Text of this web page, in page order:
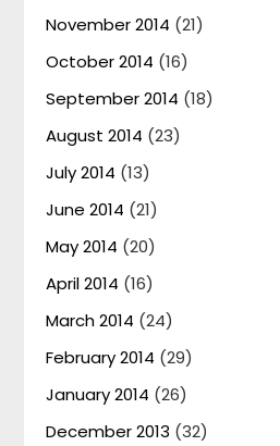
November 2014 (21)
October 2014 (16)
September 2014 (18)
August 2014 (23)
July 2014 (13)
June 2014 (21)
May 2014 (20)
April 2014 (16)
March 2014 (24)
February 2014 (29)
January 2014 (26)
December 2013 (32)